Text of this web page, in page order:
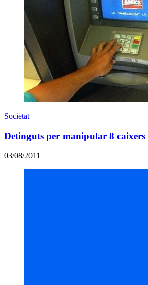
Societat
Detinguts per manipular 8 caixers
03/08/2011